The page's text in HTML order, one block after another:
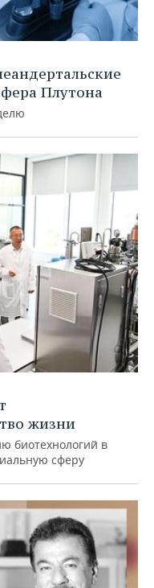
Плутона
жизни
биотехнологий в
сферу